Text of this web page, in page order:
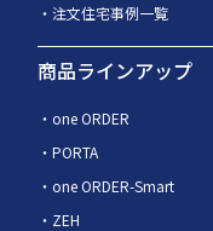
注文住宅事例一覧
商品ラインアップ
one ORDER
PORTA
one ORDER-Smart
ZEH